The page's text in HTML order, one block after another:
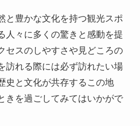
と豊かな文化を持つ観光スポ
人々に多くの驚きと感動を提
セスのしやすさや見どころの
訪れる際には必ず訪れたい場
史と文化が共存するこの地
きを過ごしてみてはいかがで